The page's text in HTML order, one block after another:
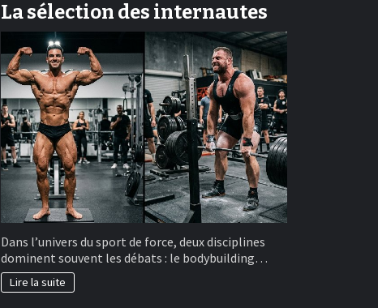
La sélection des internautes
Dans l’univers du sport de force, deux disciplines
dominent souvent les débats : le bodybuilding…
Lire la suite